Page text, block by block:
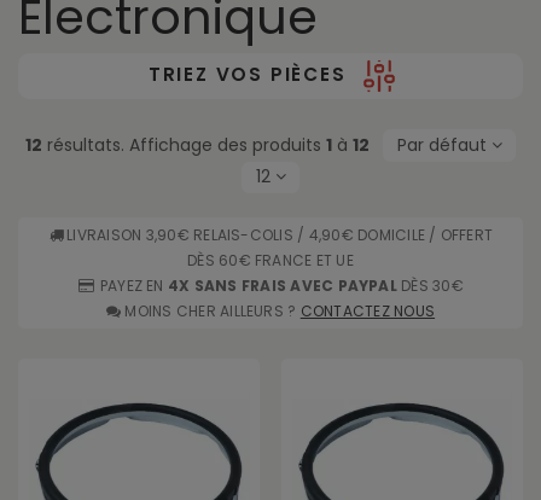
Électronique
TRIEZ VOS PIÈCES
12 résultats. Affichage des produits1 à12
Par défaut
12
LIVRAISON 3,90€ RELAIS-COLIS / 4,90€ DOMICILE / OFFERT
DÈS 60€ FRANCE ET UE
PAYEZ EN 4X SANS FRAIS AVEC PAYPALDÈS 30€
MOINS CHER AILLEURS ? CONTACTEZ NOUS